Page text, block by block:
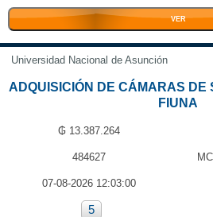
VER
Universidad Nacional de Asunción
ADQUISICIÓN DE CÁMARAS DE
FIUNA
₲ 13.387.264
484627
07-08-2026 12:03:00
5